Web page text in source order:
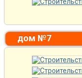
дом №7